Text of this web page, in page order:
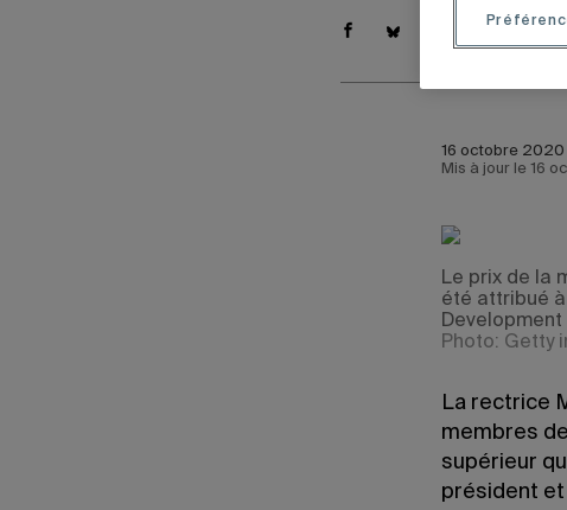
16 octobre 2020
Mis à jour le 16
Le prix de la
été attribué
Development
Photo: Getty
La rectrice
membres
supérieur
président et